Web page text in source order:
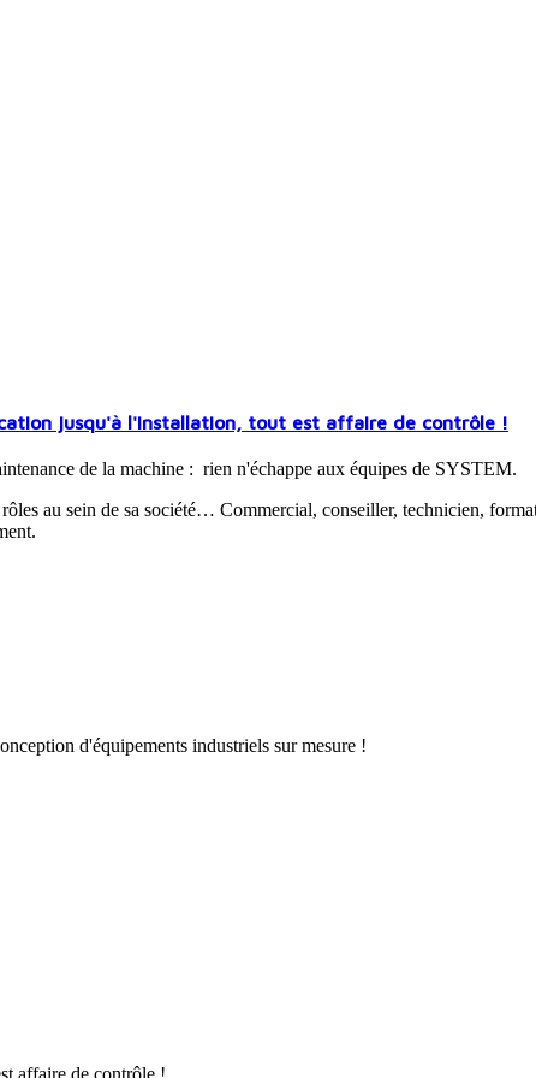
jusqu'à l'installation, tout est affaire de contrôle !
de la machine : rien n'échappe aux équipes de SYSTEM.
au sein de sa société… Commercial, conseiller, technicien,
d'équipements industriels sur mesure !
affaire de contrôle !